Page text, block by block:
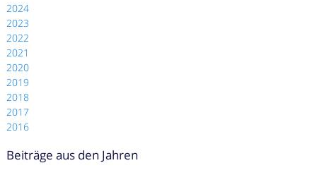
2024
2023
2022
2021
2020
2019
2018
2017
2016
Beiträge aus den Jahren